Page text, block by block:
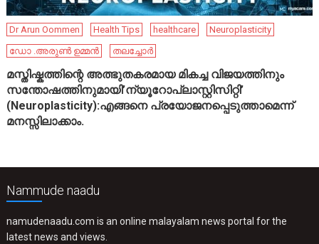
Dr Arun Oommen Health Tips healthcare
Neuroplasticity
ഡോ .അരുൺ ഉമ്മൻ
തലച്ചോർ
മസ്തിഷ്കത്തിന്റെ അത്ഭുതകരമായ മികച്ച വിജയത്തിനും
സന്തോഷത്തിനുമായി’ന്യൂറോപ്ലാസ്റ്റിസിറ്റി’
(Neuroplasticity):എങ്ങനെ പ്രയോജനപ്പെടുത്താമെന്ന്
മനസ്സിലാക്കാം.
Nammude naadu
namudenaadu.com is an online malayalam news portal for the
latest news and views.